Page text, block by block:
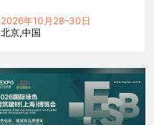
2026年10月28–30日
北京 中国